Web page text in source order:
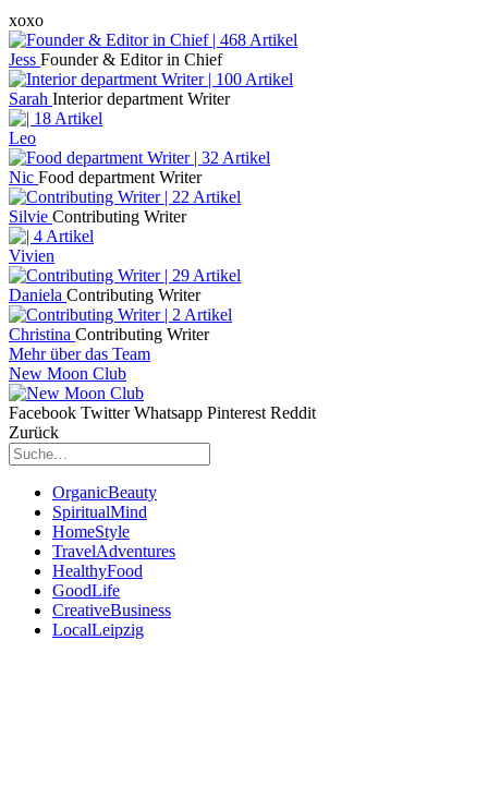
xoxo
Jess Founder & Editor in Chief
Sarah Interior department Writer
Leo
Nic Food department Writer
Silvie Contributing Writer
Vivien
Daniela Contributing Writer
Christina Contributing Writer
Mehr über das Team
New Moon Club
Facebook Twitter Whatsapp Pinterest Reddit
Zurück
OrganicBeauty
SpiritualMind
HomeStyle
TravelAdventures
HealthyFood
GoodLife
CreativeBusiness
LocalLeipzig